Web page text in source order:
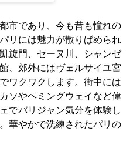
市であり、今も昔も憧れの
リには魅力が散りばめられ
旋門、セーヌ川、シャンゼ
、郊外にはヴェルサイユ宮
ワクワクします。街中には
ソやヘミングウェイなど偉
でバリジャン気分を体験し
華やかで洗練されたパリの